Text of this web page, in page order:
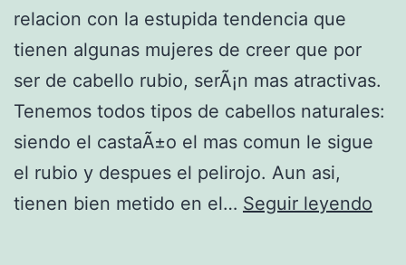
relacion con la estupida tendencia que
tienen algunas mujeres de creer que por
ser de cabello rubio, serÃ¡n mas atractivas.
Tenemos todos tipos de cabellos naturales:
siendo el castaÃ±o el mas comun le sigue
el rubio y despues el pelirojo. Aun asi,
tienen bien metido en el… Seguir leyendo